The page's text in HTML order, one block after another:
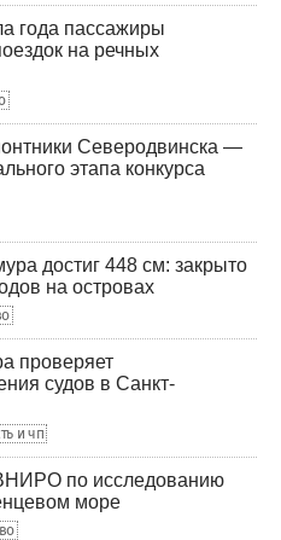
года пассажиры
на речных
Северодвинска —
этапа конкурса
достиг 448 см: закрыто
на островах
проверяет
судов в Санкт-
и чп
по исследованию
море